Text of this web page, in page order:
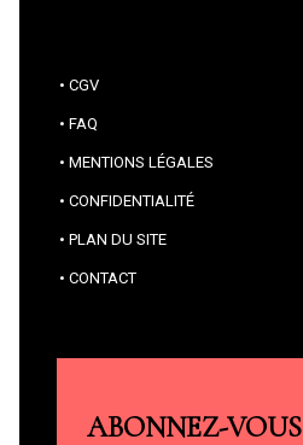
CGV
FAQ
MENTIONS LÉGALES
CONFIDENTIALITÉ
PLAN DU SITE
CONTACT
ABONNEZ-VOUS